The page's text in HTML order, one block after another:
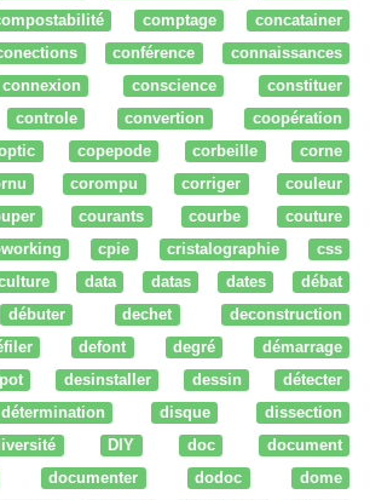
comptage
concatainer
conférence
connaissances
connexion conscience
constituer
controle convertion
coopération
copepode corbeille
corne
corompu corriger
couleur
courants courbe
couture
cpie cristalographie
css
data datas dates
débat
débuter dechet
deconstruction
defont degré
démarrage
desinstaller dessin
détecter
détermination disque
dissection
DIY doc
document
documenter dodoc
dome